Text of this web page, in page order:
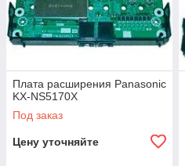
Плата расширения Panasonic
KX-NS5170X
Под заказ
Цену уточняйте